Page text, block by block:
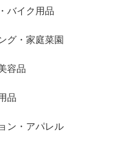
バイク用品
グ・家庭菜園
容品
品
ン・アパレル